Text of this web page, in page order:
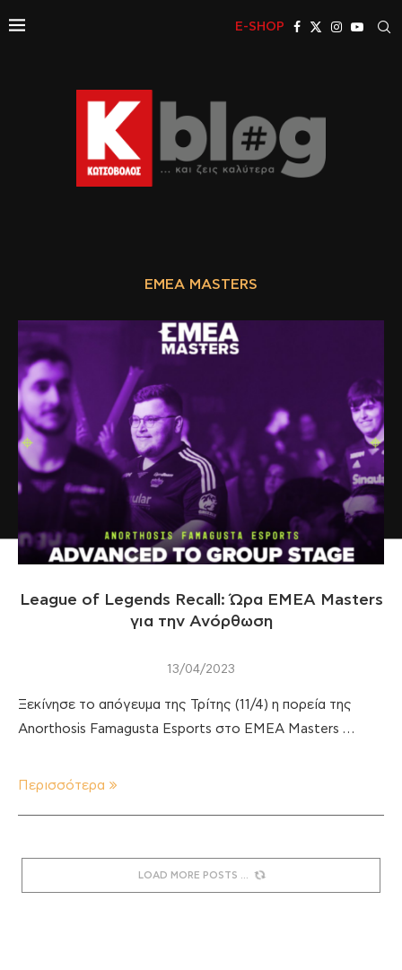
E-SHOP
EMEA MASTERS
League of Legends Recall: Ώρα EMEA Masters
για την Ανόρθωση
13/04/2023
Ξεκίνησε το απόγευμα της Τρίτης (11/4) η πορεία της
Anorthosis Famagusta Esports στο EMEA Masters …
Περισσότερα
LOAD MORE POSTS